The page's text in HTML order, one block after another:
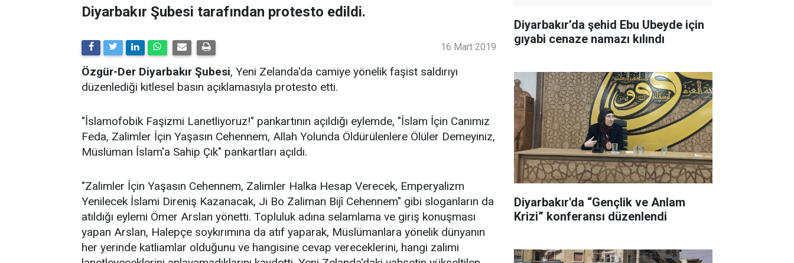
Diyarbakır Şubesi tarafından protesto edildi.
16 Mart 2019
Özgür-Der Diyarbakır Şubesi, Yeni Zelanda'da camiye yönelik faşist saldırıyı
düzenlediği kitlesel basın açıklamasıyla protesto etti.
"İslamofobik Faşizmi Lanetliyoruz!" pankartının açıldığı eylemde, "İslam İçin Canımız
Feda, Zalimler İçin Yaşasın Cehennem, Allah Yolunda Öldürülenlere Ölüler Demeyiniz,
Müslüman İslam'a Sahip Çık" pankartları açıldı.
"Zalimler İçin Yaşasın Cehennem, Zalimler Halka Hesap Verecek, Emperyalizm
Yenilecek İslami Direniş Kazanacak, Ji Bo Zaliman Bijî Cehennem" gibi sloganların da
atıldığı eylemi Ömer Arslan yönetti. Topluluk adına selamlama ve giriş konuşması
yapan Arslan, Halepçe soykırımına da atıf yaparak, Müslümanlara yönelik dünyanın
her yerinde katliamlar olduğunu ve hangisine cevap vereceklerini, hangi zalimi
Diyarbakır’da şehid Ebu Ubeyde için
gıyabi cenaze namazı kılındı
Diyarbakır'da “Gençlik ve Anlam
Krizi” konferansı düzenlendi